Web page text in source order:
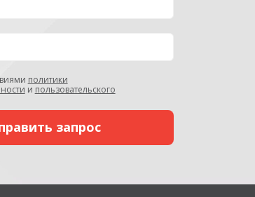
политики
и пользовательского